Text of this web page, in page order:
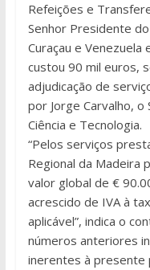
Refeições e
Senhor Presidente
Curaçau e
custou 90 mil euros,
adjudicação de
por Jorge Carvalho, o
Ciência e Tecnologia.
“Pelos serviços
Regional da Madeira
valor global de €
acrescido de IVA à
aplicável”, indica o
números anteriores
inerentes à presente